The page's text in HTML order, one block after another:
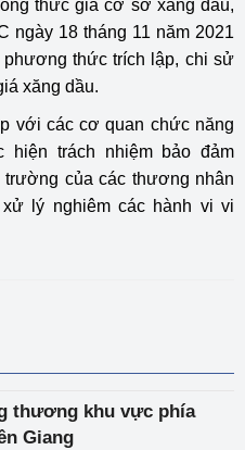
thức giá cơ sở xăng dầu,
ngày 18 tháng 11 năm 2021
thức trích lập, chi sử
xăng dầu.
với các cơ quan chức năng
hiện trách nhiệm bảo đảm
trường của các thương nhân
lý nghiêm các hành vi vi
thương khu vực phía
tỉnh Kiên Giang